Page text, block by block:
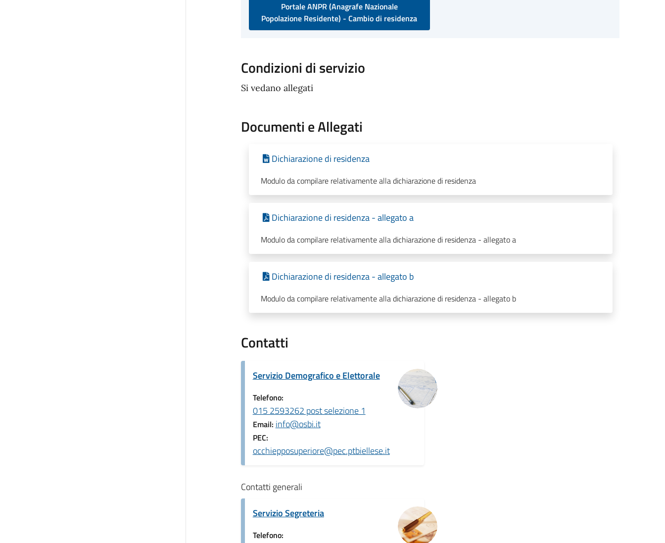
Portale ANPR (Anagrafe Nazionale
Popolazione Residente) - Cambio di residenza
Condizioni di servizio
Si vedano allegati
Documenti e Allegati
Dichiarazione di residenza
Modulo da compilare relativamente alla dichiarazione di residenza
Dichiarazione di residenza - allegato a
Modulo da compilare relativamente alla dichiarazione di residenza - allegato a
Dichiarazione di residenza - allegato b
Modulo da compilare relativamente alla dichiarazione di residenza - allegato b
Contatti
Servizio Demografico e Elettorale
Telefono:
015 2593262 post selezione 1
Email: info@osbi.it
PEC:
occhiepposuperiore@pec.ptbiellese.it
Contatti generali
Servizio Segreteria
Telefono: